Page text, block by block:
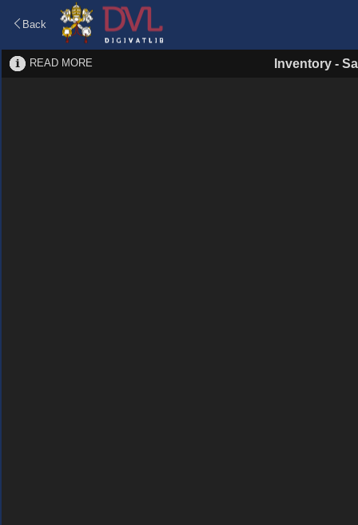
Back
READ MORE Inventory -